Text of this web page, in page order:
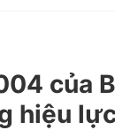
của
hiệu